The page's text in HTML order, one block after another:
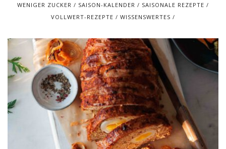
t
n
WENIGER ZUCKER
SAISON-KALENDER
SAISONALE REZEPTE
VOLLWERT-REZEPTE
WISSENSWERTES